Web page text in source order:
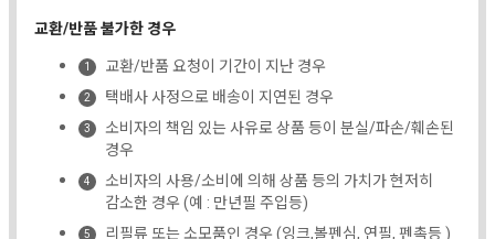
교환/반품 불가한 경우
교환/반품 요청이 기간이 지난 경우
택배사 사정으로 배송이 지연된 경우
소비자의 책임 있는 사유로 상품 등이 분실/파손/훼손된
경우
소비자의 사용/소비에 의해 상품 등의 가치가 현저히
감소한 경우 (예 : 만년필 주입등)
리필류 또는 소모품인 경우 (잉크,볼펜심, 연필, 펜촉등 )